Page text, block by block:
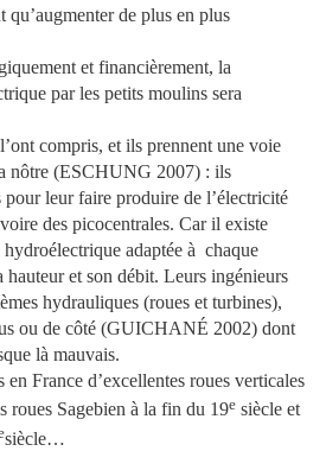
qu’augmenter de plus en plus
et financièrement, la
par les petits moulins sera
compris, et ils prennent une voie
nôtre (ESCHUNG 2007) : ils
leur faire produire de l’électricité
des picocentrales. Car il existe
adaptée à chaque
hauteur et son débit. Leurs ingénieurs
hydrauliques (roues et turbines),
ou de côté (GUICHANÉ 2002) dont
là mauvais.
France d’excellentes roues verticales
roues Sagebien à la fin du 19e siècle et
siècle…